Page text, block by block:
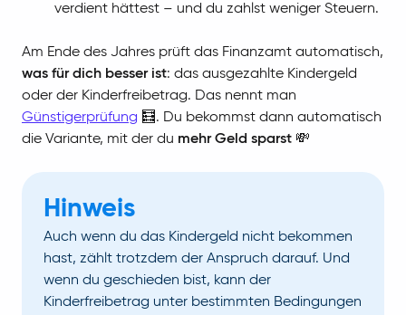
verdient hättest – und du zahlst weniger Steuern.
Am Ende des Jahres prüft das Finanzamt automatisch,
was für dich besser ist: das ausgezahlte Kindergeld
oder der Kinderfreibetrag. Das nennt man
Günstigerprüfung 🧮. Du bekommst dann automatisch
die Variante, mit der du mehr Geld sparst 💸
Hinweis
Auch wenn du das Kindergeld nicht bekommen
hast, zählt trotzdem der Anspruch darauf. Und
wenn du geschieden bist, kann der
Kinderfreibetrag unter bestimmten Bedingungen